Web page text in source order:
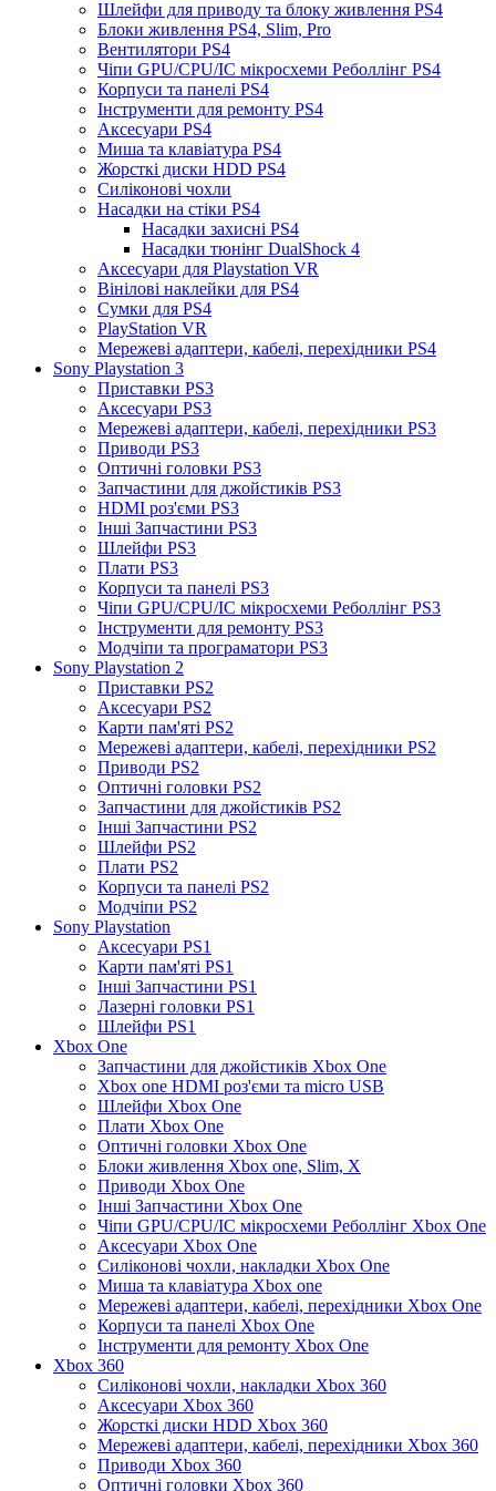
Шлейфи для приводу та блоку живлення PS4
Блоки живлення PS4, Slim, Pro
Вентилятори PS4
Чіпи GPU/CPU/IC мікросхеми Реболлінг PS4
Корпуси та панелі PS4
Інструменти для ремонту PS4
Аксесуари PS4
Миша та клавіатура PS4
Жорсткі диски HDD PS4
Силіконові чохли
Насадки на стіки PS4
Насадки захисні PS4
Насадки тюнінг DualShock 4
Аксесуари для Playstation VR
Вінілові наклейки для PS4
Сумки для PS4
PlayStation VR
Мережеві адаптери, кабелі, перехідники PS4
Sony Playstation 3
Приставки PS3
Аксесуари PS3
Мережеві адаптери, кабелі, перехідники PS3
Приводи PS3
Оптичні головки PS3
Запчастини для джойстиків PS3
HDMI роз'єми PS3
Інші Запчастини PS3
Шлейфи PS3
Плати PS3
Корпуси та панелі PS3
Чіпи GPU/CPU/IC мікросхеми Реболлінг PS3
Інструменти для ремонту PS3
Модчіпи та програматори PS3
Sony Playstation 2
Приставки PS2
Аксесуари PS2
Карти пам'яті PS2
Мережеві адаптери, кабелі, перехідники PS2
Приводи PS2
Оптичні головки PS2
Запчастини для джойстиків PS2
Інші Запчастини PS2
Шлейфи PS2
Плати PS2
Корпуси та панелі PS2
Модчіпи PS2
Sony Playstation
Аксесуари PS1
Карти пам'яті PS1
Інші Запчастини PS1
Лазерні головки PS1
Шлейфи PS1
Xbox One
Запчастини для джойстиків Xbox One
Xbox one HDMI роз'єми та micro USB
Шлейфи Xbox One
Плати Xbox One
Оптичні головки Xbox One
Блоки живлення Xbox one, Slim, X
Приводи Xbox One
Інші Запчастини Xbox One
Чіпи GPU/CPU/IC мікросхеми Реболлінг Xbox One
Аксесуари Xbox One
Силіконові чохли, накладки Xbox One
Миша та клавіатура Xbox one
Мережеві адаптери, кабелі, перехідники Xbox One
Корпуси та панелі Xbox One
Інструменти для ремонту Xbox One
Xbox 360
Силіконові чохли, накладки Xbox 360
Аксесуари Xbox 360
Жорсткі диски HDD Xbox 360
Мережеві адаптери, кабелі, перехідники Xbox 360
Приводи Xbox 360
Оптичні головки Xbox 360